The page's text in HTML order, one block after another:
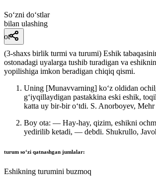
So‘zni do‘stlar
bilan ulashing
ot
(3-shaxs birlik turmi va turumi) Eshik
ostonadagi uyalarga tushib turadigan va
yopilishiga imkon beradigan chiqiq qismi.
Uning [Munavvarning] koʻz oldidan
gʻiyqillaydigan pastakkina eski eshik,
katta uy bir-bir oʻtdi. S. Anorboyev, Mehr
Boy ota: — Hay-hay, qizim, eshikni
yedirilib ketadi, — debdi. Shukrullo,
turum soʻzi qatnashgan jumlalar:
Eshikning turumini buzmoq